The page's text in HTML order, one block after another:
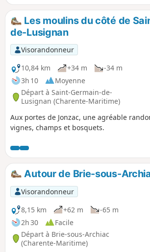
Les moulins du côté de
de-Lusignan
Visorandonneur
10,84 km
+34 m
-34 m
3h 10
Moyenne
Départ à Saint-Germain-de-
Lusignan (Charente-Maritime)
Aux portes de Jonzac, une agréable
vignes, champs et bosquets.
Autour de Brie-sous-
Visorandonneur
8,15 km
+62 m
-65 m
2h 30
Facile
Départ à Brie-sous-Archiac
(Charente-Maritime)